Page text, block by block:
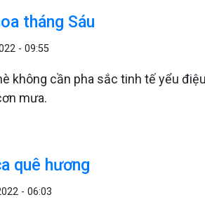
tháng Sáu
- 09:55
không cần pha sắc tinh tế yểu
mưa.
quê hương
- 06:03